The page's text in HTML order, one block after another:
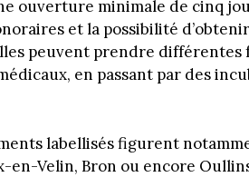
ouverture minimale de cinq
et la possibilité
peuvent prendre différentes
en passant par des
labellisés figurent
en-Velin, Bron ou encore